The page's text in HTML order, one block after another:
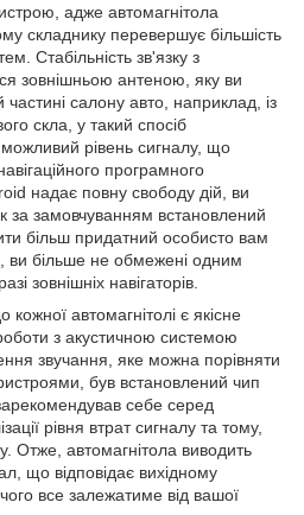
адже автомагнітола
складнику перевершує більшість
Стабільність зв'язку з
зовнішньою антеною, яку ви
частині салону авто, наприклад, із
скла, у такий спосіб
рівень сигналу, що
програмного
надає повну свободу дій, ви
за замовчуванням встановлений
більш придатний особисто вам
ви більше не обмежені одним
зовнішніх навігаторів.
автомагнітолі є якісне
з акустичною системою
звучання, яке можна порівняти
був встановлений чип
себе серед
рівня втрат сигналу та тому,
Отже, автомагнітола виводить
що відповідає вихідному
все залежатиме від вашої